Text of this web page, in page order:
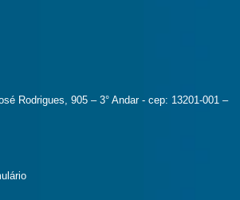
Rodrigues, 905 – 3° Andar - cep: 13201-001 –